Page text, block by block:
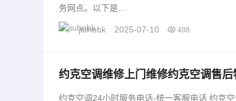
务网点。以下是...
jiuhebk 2025-07-10 488
约克空调维修上门维修约克空调售